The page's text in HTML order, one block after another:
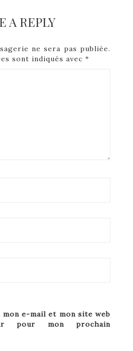
A REPLY
ne sera pas publiée.
sont indiqués avec *
e-mail et mon site web
pour mon prochain